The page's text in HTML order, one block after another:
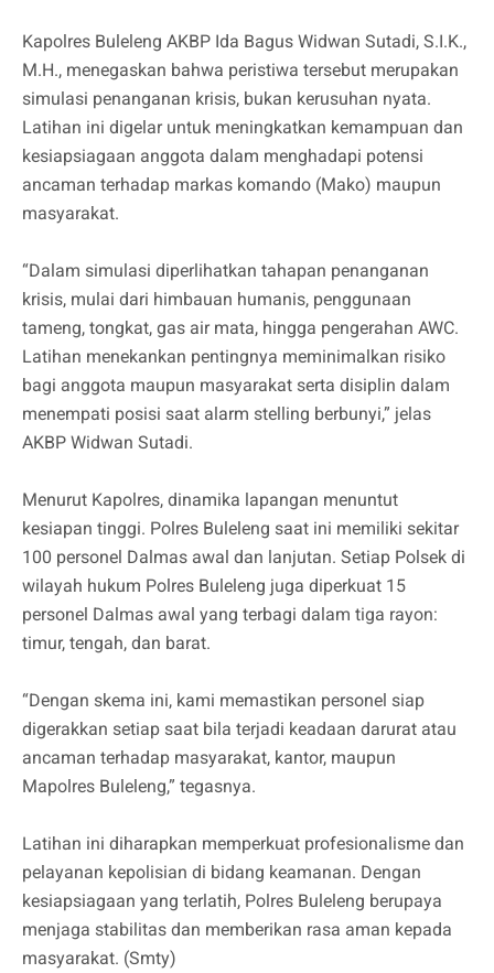
Kapolres Buleleng AKBP Ida Bagus Widwan Sutadi, S.I.K.,
M.H., menegaskan bahwa peristiwa tersebut merupakan
simulasi penanganan krisis, bukan kerusuhan nyata.
Latihan ini digelar untuk meningkatkan kemampuan dan
kesiapsiagaan anggota dalam menghadapi potensi
ancaman terhadap markas komando (Mako) maupun
masyarakat.
“Dalam simulasi diperlihatkan tahapan penanganan
krisis, mulai dari himbauan humanis, penggunaan
tameng, tongkat, gas air mata, hingga pengerahan AWC.
Latihan menekankan pentingnya meminimalkan risiko
bagi anggota maupun masyarakat serta disiplin dalam
menempati posisi saat alarm stelling berbunyi,” jelas
AKBP Widwan Sutadi.
Menurut Kapolres, dinamika lapangan menuntut
kesiapan tinggi. Polres Buleleng saat ini memiliki sekitar
100 personel Dalmas awal dan lanjutan. Setiap Polsek di
wilayah hukum Polres Buleleng juga diperkuat 15
personel Dalmas awal yang terbagi dalam tiga rayon:
timur, tengah, dan barat.
“Dengan skema ini, kami memastikan personel siap
digerakkan setiap saat bila terjadi keadaan darurat atau
ancaman terhadap masyarakat, kantor, maupun
Mapolres Buleleng,” tegasnya.
Latihan ini diharapkan memperkuat profesionalisme dan
pelayanan kepolisian di bidang keamanan. Dengan
kesiapsiagaan yang terlatih, Polres Buleleng berupaya
menjaga stabilitas dan memberikan rasa aman kepada
masyarakat. (Smty)